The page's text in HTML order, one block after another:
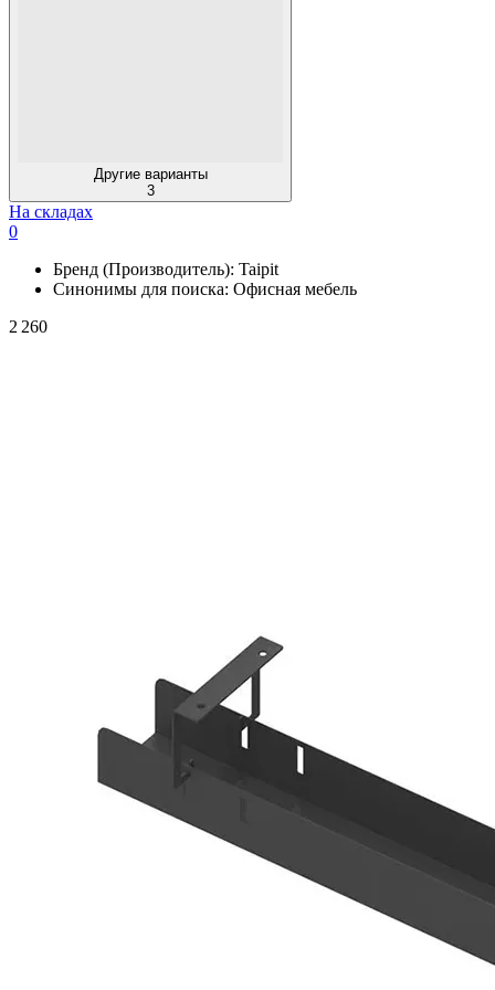
Другие варианты
3
На складах
0
Бренд (Производитель): Taipit
Синонимы для поиска: Офисная мебель
2 260